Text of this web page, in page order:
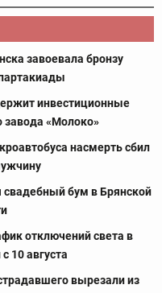
завоевала бронзу
инвестиционные
завода «Молоко»
насмерть сбил
свадебный бум в Брянской
отключений света в
10 августа
вырезали из